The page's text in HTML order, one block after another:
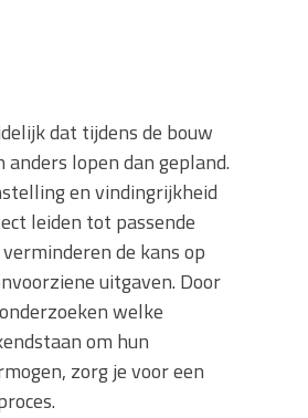
dat tijdens de bouw
anders lopen dan gepland.
en vindingrijkheid
leiden tot passende
de kans op
uitgaven. Door
welke
om hun
zorg je voor een